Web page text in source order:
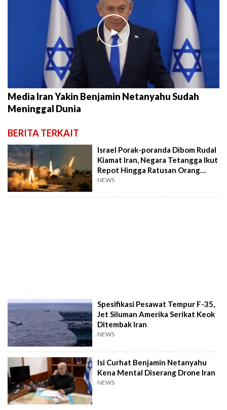
►
Media Iran Yakin Benjamin Netanyahu Sudah
Meninggal Dunia
BERITA TERKAIT
Israel Porak-poranda Dibom Rudal
Kiamat Iran, Negara Tetangga Ikut
Repot Hingga Ratusan Orang
Tewas
NEWS
Spesifikasi Pesawat Tempur F-35,
Jet Siluman Amerika Serikat Keok
Ditembak Iran
NEWS
Isi Curhat Benjamin Netanyahu
Kena Mental Diserang Drone Iran
NEWS